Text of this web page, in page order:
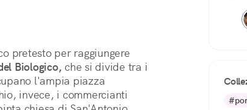
pretesto per raggiungere
Biologico, che si divide tra i
l'ampia piazza
invece, i commercianti